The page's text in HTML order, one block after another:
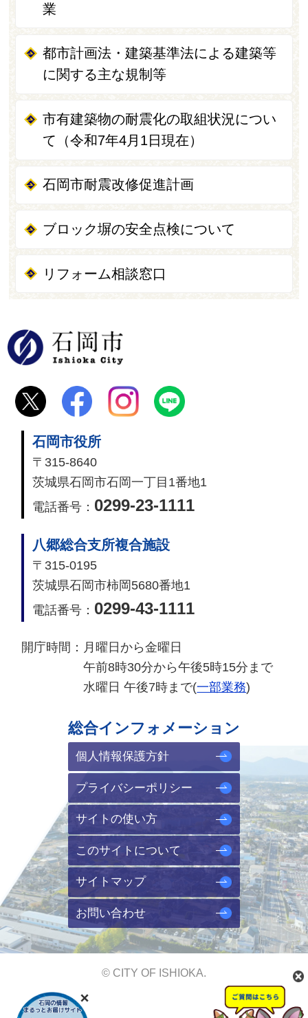
業
都市計画法・建築基準法による建築等
に関する主な規制等
市有建築物の耐震化の取組状況につい
て（令和7年4月1日現在）
石岡市耐震改修促進計画
ブロック塀の安全点検について
リフォーム相談窓口
石岡市役所
〒315-8640
茨城県石岡市石岡一丁目1番地1
電話番号： 0299-23-1111
八郷総合支所複合施設
〒315-0195
茨城県石岡市柿岡5680番地1
電話番号： 0299-43-1111
開庁時間： 月曜日から金曜日
午前8時30分から午後5時15分まで
水曜日 午後7時まで(一部業務)
総合インフォメーション
個人情報保護方針
プライバシーポリシー
サイトの使い方
このサイトについて
サイトマップ
お問い合わせ
© CITY OF ISHIOKA.